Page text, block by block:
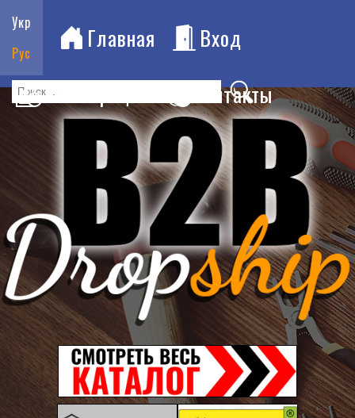
Укр
Рус
Главная
Вход
Регистрация
Контакты